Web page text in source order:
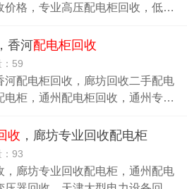
价格，专业高压配电柜回收，低…
，香河配电柜回收
59
河配电柜回收，廊坊回收二手配电
电柜，通州配电柜回收，通州专…
收 ，廊坊专业回收配电柜
93
，廊坊专业回收配电柜，通州配电